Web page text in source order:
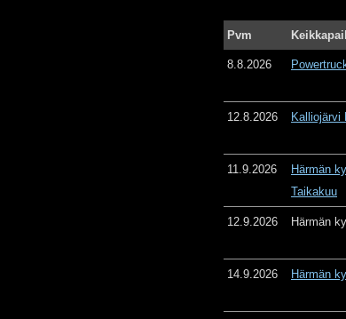
Pvm
8.8.2026
12.8.2026 Kalliojärvi
11.9.2026
Härmän
Taikakuu
12.9.2026 Härmän
14.9.2026 Härmän